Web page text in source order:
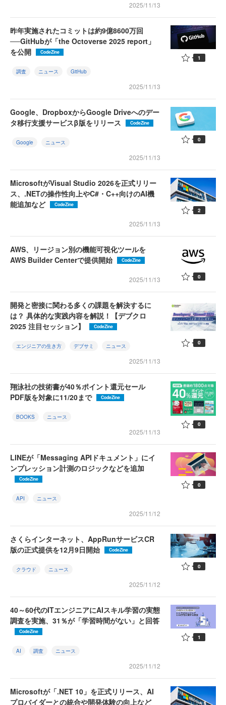
2025/11/13
昨年実施されたコミットは約9億8600万回
──GitHubが「the Octoverse 2025 report」
を公開
CodeZine
調査 ニュース GitHub
2025/11/13
1
Google、DropboxからGoogle Driveへのデー
タ移行支援サービスβ版をリリース
CodeZine
Google ニュース
2025/11/13
0
MicrosoftがVisual Studio 2026を正式リリー
ス、.NETの操作性向上やC#・C++向けのAI機
能追加など
CodeZine
2025/11/13
2
AWS、リージョン別の機能可視化ツールを
AWS Builder Centerで提供開始
CodeZine
2025/11/13 0
開発と密接に関わる多くの課題を解決するに
は？ 具体的な実践内容を解説！【デブクロ
2025 注目セッション】
CodeZine
エンジニアの生き方 デブサミ ニュース
2025/11/13
0
翔泳社の技術書が40％ポイント還元セール
PDF版を対象に11/20まで
CodeZine
BOOKS ニュース
2025/11/13
0
LINEが「Messaging APIドキュメント」にイ
ンプレッション計測のロジックなどを追加
CodeZine
API ニュース
2025/11/12
0
さくらインターネット、AppRunサービスCR
版の正式提供を12月9日開始
CodeZine
クラウド ニュース
2025/11/12
0
40～60代のITエンジニアにAIスキル学習の実態
調査を実施、31％が「学習時間がない」と回答
CodeZine
AI 調査 ニュース
2025/11/12
1
Microsoftが「.NET 10」を正式リリース、AI
プロバイダーとの統合や開発体験の向上など